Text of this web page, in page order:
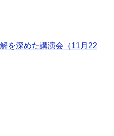
を深めた講演会（11月22